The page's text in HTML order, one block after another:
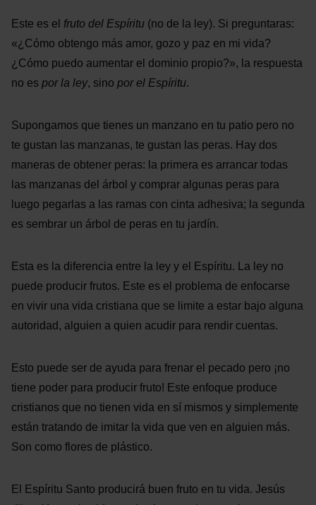
Este es el fruto del Espíritu (no de la ley). Si preguntaras:
«¿Cómo obtengo más amor, gozo y paz en mi vida?
¿Cómo puedo aumentar el dominio propio?», la respuesta
no es por la ley, sino por el Espíritu.
Supongamos que tienes un manzano en tu patio pero no
te gustan las manzanas, te gustan las peras. Hay dos
maneras de obtener peras: la primera es arrancar todas
las manzanas del árbol y comprar algunas peras para
luego pegarlas a las ramas con cinta adhesiva; la segunda
es sembrar un árbol de peras en tu jardín.
Esta es la diferencia entre la ley y el Espíritu. La ley no
puede producir frutos. Este es el problema de enfocarse
en vivir una vida cristiana que se limite a estar bajo alguna
autoridad, alguien a quien acudir para rendir cuentas.
Esto puede ser de ayuda para frenar el pecado pero ¡no
tiene poder para producir fruto! Este enfoque produce
cristianos que no tienen vida en sí mismos y simplemente
están tratando de imitar la vida que ven en alguien más.
Son como flores de plástico.
El Espíritu Santo producirá buen fruto en tu vida. Jesús